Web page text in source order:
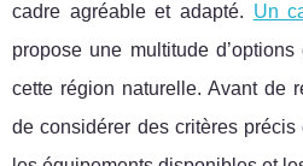
cadre agréable et adapté. Un
propose une multitude
cette région naturelle. Avant de
de considérer des critères précis